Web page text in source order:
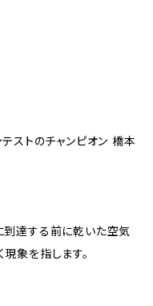
ストのチャンピオン 橋本
到達する前に乾いた空気
象を指します。